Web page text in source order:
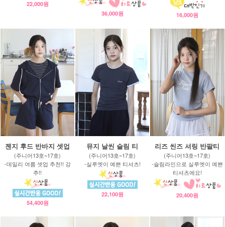
22,000원
36,000원 16,000원
젠지 후드 반바지 셋업
(주니어13호~17호)
-데일리 여름 셋업 추천!! 강
추!!
54,400원
뮤지 날씬 슬림 티
(주니어13호~17호)
-실루엣이 예쁜 티셔츠!
22,100원
리즈 씬즈 셔링 반팔티
(주니어13호~17호)
-슬림라인으로 실루엣이 예쁜
티셔츠에요!
20,400원